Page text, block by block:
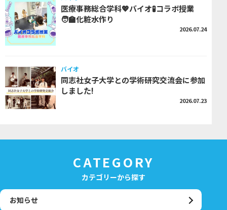
医療事務総合学科💖バイオ🧪コラボ授業
🧑‍🏫化粧水作り
2026.07.24
バイオ
同志社女子大学との学術研究交流会に参加
しました!
2026.07.23
CATEGORY
カテゴリーから探す
お知らせ